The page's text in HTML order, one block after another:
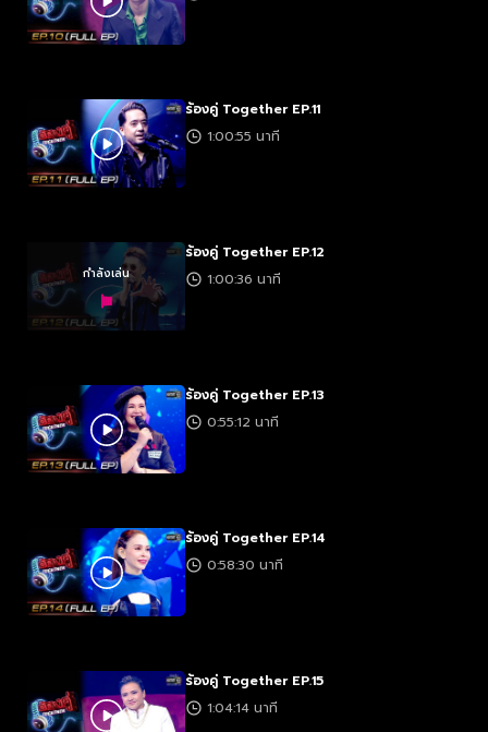
ร้องคู่ Together EP.11
1:00:55 นาที
กำลังเล่น
ร้องคู่ Together EP.12
1:00:36 นาที
ร้องคู่ Together EP.13
0:55:12 นาที
ร้องคู่ Together EP.14
0:58:30 นาที
ร้องคู่ Together EP.15
1:04:14 นาที